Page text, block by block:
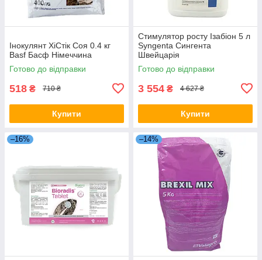
Інокулянт ХіСтік Соя 0.4 кг
Basf Басф Німеччина
Готово до відправки
518 ₴ 710 ₴
Купити
Стимулятор росту Ізабіон 5 л
Syngenta Сингента
Швейцарія
Готово до відправки
3 554 ₴ 4 627 ₴
Купити
–16% –14%